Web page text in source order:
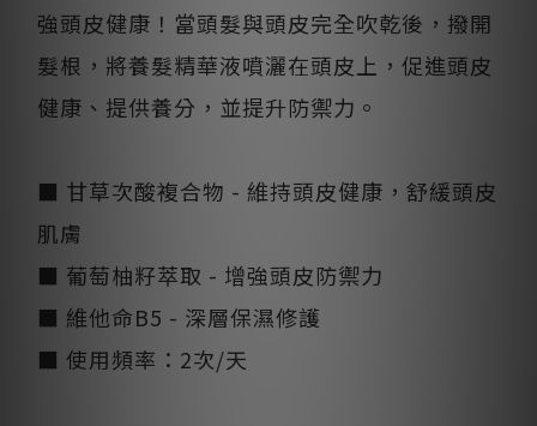
強頭皮健康！當頭髮與頭皮完全吹乾後，撥開
髮根，將養髮精華液噴灑在頭皮上，促進頭皮
健康、提供養分，並提升防禦力。
■ 甘草次酸複合物 - 維持頭皮健康，舒緩頭皮
肌膚
■ 葡萄柚籽萃取 - 增強頭皮防禦力
■ 維他命B5 - 深層保濕修護
​■ 使用頻率：2次/天